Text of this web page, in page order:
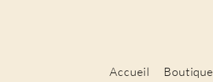
Accueil Boutique